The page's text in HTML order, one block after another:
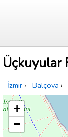
Üçkuyular
İzmir › Balçova ›
+
−